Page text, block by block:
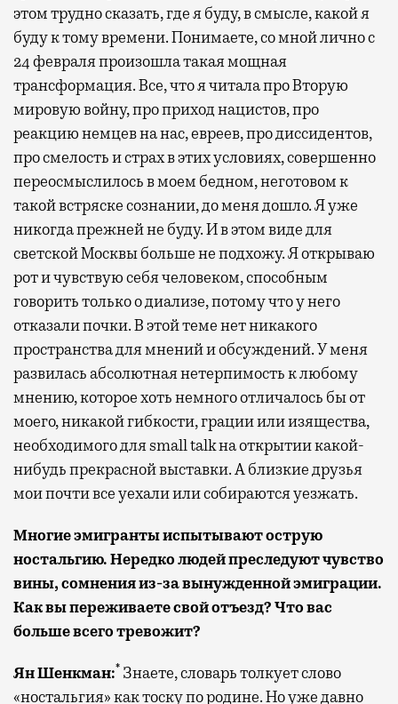
этом трудно сказать, где я буду, в смысле, какой я
буду к тому времени. Понимаете, со мной лично с
24 февраля произошла такая мощная
трансформация. Все, что я читала про Вторую
мировую войну, про приход нацистов, про
реакцию немцев на нас, евреев, про диссидентов,
про смелость и страх в этих условиях, совершенно
переосмыслилось в моем бедном, неготовом к
такой встряске сознании, до меня дошло. Я уже
никогда прежней не буду. И в этом виде для
светской Москвы больше не подхожу. Я открываю
рот и чувствую себя человеком, способным
говорить только о диализе, потому что у него
отказали почки. В этой теме нет никакого
пространства для мнений и обсуждений. У меня
развилась абсолютная нетерпимость к любому
мнению, которое хоть немного отличалось бы от
моего, никакой гибкости, грации или изящества,
необходимого для small talk на открытии какой-
нибудь прекрасной выставки. А близкие друзья
мои почти все уехали или собираются уезжать.
Многие эмигранты испытывают острую
ностальгию. Нередко людей преследуют чувство
вины, сомнения из-за вынужденной эмиграции.
Как вы переживаете свой отъезд? Что вас
больше всего тревожит?
Ян Шенкман:* Знаете, словарь толкует слово
«ностальгия» как тоску по родине. Но уже давно